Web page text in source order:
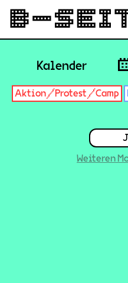
Kalender
Aktion/Protest/Camp
Weiteren